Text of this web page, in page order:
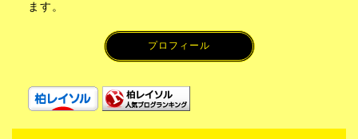
ます。
プロフィール